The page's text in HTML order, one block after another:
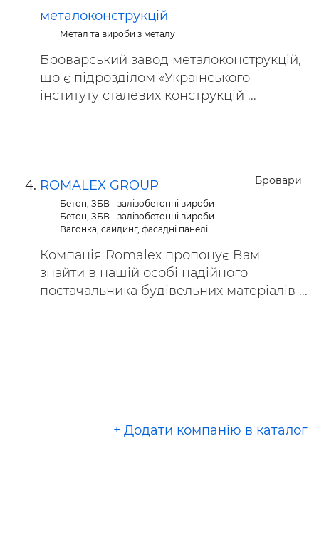
металоконструкцій
Метал та вироби з металу
Броварський завод металоконструкцій,
що є підрозділом «Українського
інституту сталевих конструкцій ...
Бровари
ROMALEX GROUP
Бетон, ЗБВ - залізобетонні вироби
Бетон, ЗБВ - залізобетонні вироби
Вагонка, сайдинг, фасадні панелі
Компанія Romalex пропонує Вам
знайти в нашій особі надійного
постачальника будівельних матеріалів ...
+ Додати компанію в каталог